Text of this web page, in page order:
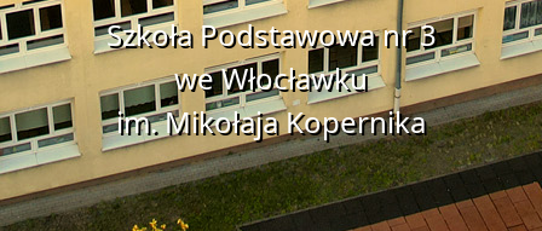
Szkoła Podstawowa nr 3
we Włocławku
im. Mikołaja Kopernika